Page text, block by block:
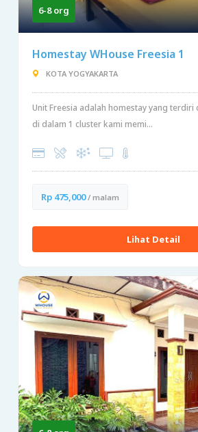
6-8 org
Homestay WHouse Freesia 1
KOTA YOGYAKARTA
Unit Freesia adalah homestay yang terdiri
di dalam 1 cluster kami memi...
Rp 475,000/ malam
Lihat Detail